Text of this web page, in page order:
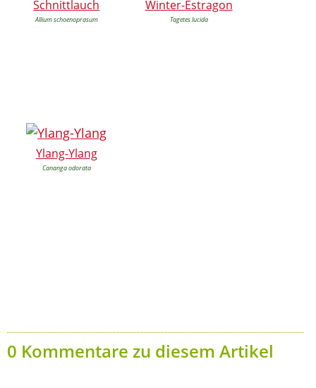
Schnittlauch
Allium schoenoprasum
Winter-Estragon
Tagetes lucida
Ylang-Ylang
Cananga odorata
0 Kommentare zu diesem Artikel